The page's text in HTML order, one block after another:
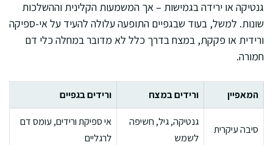
גנטיקה או ירידה בגמישות – אך המשמעות הקלינית וההשלכות
שונות. למשל, בעוד שבגפיים התופעה עלולה להעיד על אי-ספיקה
ורידית או פקקת, במצח בדרך כלל לא מדובר במחלה כלי דם
חמורה.
המאפיין ורידים במצח ורידים בגפיים
סיבה עיקרית
גנטיקה, גיל, חשיפה
לשמש
אי ספיקת ורידים, עומס דם
לרגליים